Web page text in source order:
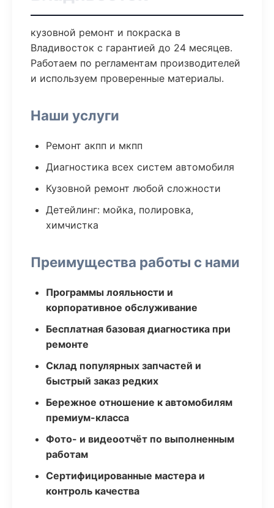
кузовной ремонт и покраска в
Владивосток с гарантией до 24 месяцев.
Работаем по регламентам производителей
и используем проверенные материалы.
Наши услуги
Ремонт акпп и мкпп
Диагностика всех систем автомобиля
Кузовной ремонт любой сложности
Детейлинг: мойка, полировка,
химчистка
Преимущества работы с нами
Программы лояльности и
корпоративное обслуживание
Бесплатная базовая диагностика при
ремонте
Склад популярных запчастей и
быстрый заказ редких
Бережное отношение к автомобилям
премиум-класса
Фото- и видеоотчёт по выполненным
работам
Сертифицированные мастера и
контроль качества